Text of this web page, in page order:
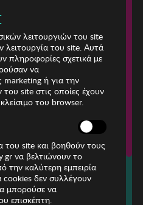
καλέστε
94 400
& 24ώρες Φωνητική Πύλη)
λειτουργιών του site
λειτουργία του site. Αυτά
πληροφορίες σχετικά με
να
marketing ή για την
site στις οποίες έχουν
του browser.
του site και βοηθούν τους
να βελτιώνουν το
την καλύτερη εμπειρία
cookies δεν συλλέγουν
μπορούσε να
επισκέπτη.